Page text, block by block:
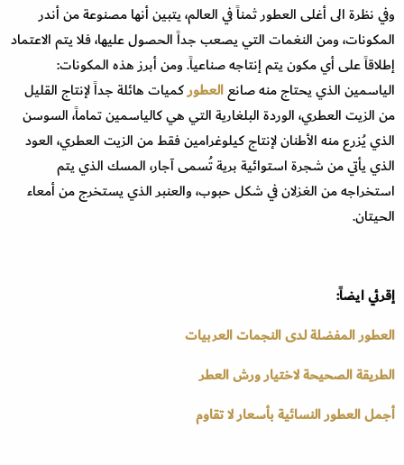
وفي نظرة الى أغلى العطور ثمناً في العالم، يتبين أنها مصنوعة من أندر
المكونات، ومن النغمات التي يصعب جداً الحصول عليها، فلا يتم الاعتماد
إطلاقاً على أي مكون يتم إنتاجه صناعياً. ومن أبرز هذه المكونات:
الياسمين الذي يحتاج منه صانعالعطوركميات هائلة جداً لإنتاج القليل
من الزيت العطري، الوردة البلغارية التي هي كالياسمين تماماً، السوسن
الذي يُزرع منه الأطنان لإنتاج كيلوغرامين فقط من الزيت العطري، العود
الذي يأتي من شجرة استوائية برية تُسمى آجار، المسك الذي يتم
استخراجه من الغزلان في شكل حبوب، والعنبر الذي يستخرج من أمعاء
الحيتان.
إقرئي ايضاً:
العطور المفضلة لدى النجمات العربيات
الطريقة الصحيحة لاختيار ورش العطر
أجمل العطور النسائية بأسعار لا تقاوم